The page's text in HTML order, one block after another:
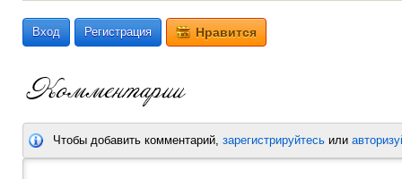
Вход Регистрация Нравится
Чтобы добавить комментарий, зарегистрируйтесь или